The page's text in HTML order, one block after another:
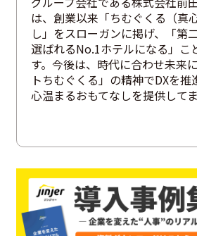
は、創業以来「ちむぐくる（真
し」をスローガンに掲げ、「第
選ばれるNo.1ホテルになる」こ
す。今後は、時代に合わせ未来
トちむぐくる」の精神でDXを
心温まるおもてなしを提供してま